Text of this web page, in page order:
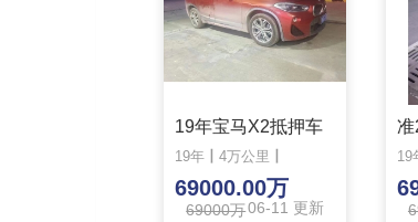
19年宝马X2抵押车
19年 丨4万公里
69000.00万
69000万06-11 更新
19